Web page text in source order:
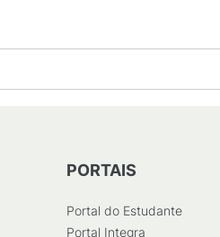
PORTAIS
Portal do Estudante
Portal Integra